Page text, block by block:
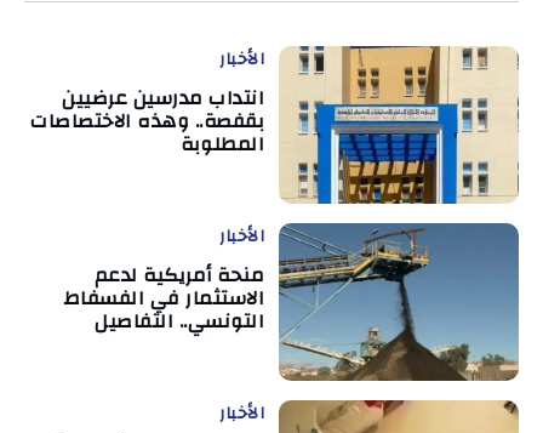
الأخبار
انتداب مدرسين عرضيين
بقفصة.. وهذه الاختصاصات
المطلوبة
الأخبار
منحة أمريكية لدعم
الاستثمار في الفسفاط
التونسي.. التفاصيل
الأخبار